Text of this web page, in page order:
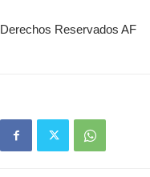
Derechos Reservados AF